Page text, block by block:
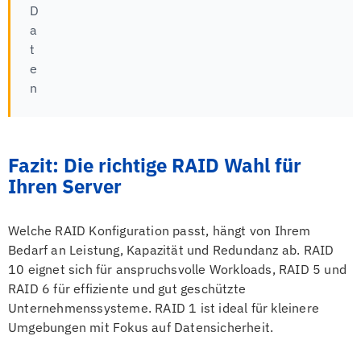
D
a
t
e
n
Fazit: Die richtige RAID Wahl für
Ihren Server
Welche RAID Konfiguration passt, hängt von Ihrem
Bedarf an Leistung, Kapazität und Redundanz ab. RAID
10 eignet sich für anspruchsvolle Workloads, RAID 5 und
RAID 6 für effiziente und gut geschützte
Unternehmenssysteme. RAID 1 ist ideal für kleinere
Umgebungen mit Fokus auf Datensicherheit.